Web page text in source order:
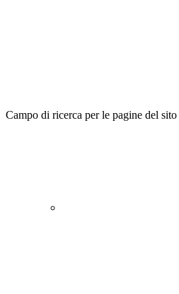
Campo di ricerca per le pagine del sito